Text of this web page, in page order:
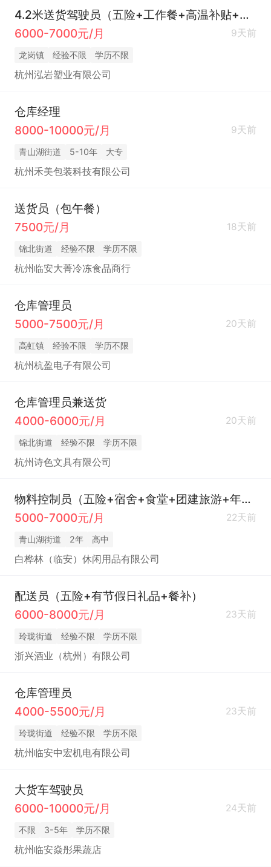
4.2米送货驾驶员（五险+工作餐+高温补贴+有提成）
6000-7000元/月
9天前
龙岗镇 经验不限 学历不限
杭州泓岩塑业有限公司
仓库经理
8000-10000元/月
9天前
青山湖街道 5-10年 大专
杭州禾美包装科技有限公司
送货员（包午餐）
7500元/月
18天前
锦北街道 经验不限 学历不限
杭州临安大菁冷冻食品商行
仓库管理员
5000-7500元/月
20天前
高虹镇 经验不限 学历不限
杭州杭盈电子有限公司
仓库管理员兼送货
4000-6000元/月
20天前
锦北街道 经验不限 学历不限
杭州诗色文具有限公司
物料控制员（五险+宿舍+食堂+团建旅游+年终奖+节假日福利）
5000-7000元/月
22天前
青山湖街道 2年 高中
白桦林（临安）休闲用品有限公司
配送员（五险+有节假日礼品+餐补）
6000-8000元/月
23天前
玲珑街道 经验不限 学历不限
浙兴酒业（杭州）有限公司
仓库管理员
4000-5500元/月
23天前
玲珑街道 经验不限 学历不限
杭州临安中宏机电有限公司
大货车驾驶员
6000-10000元/月
24天前
不限 3-5年 学历不限
杭州临安焱彤果蔬店